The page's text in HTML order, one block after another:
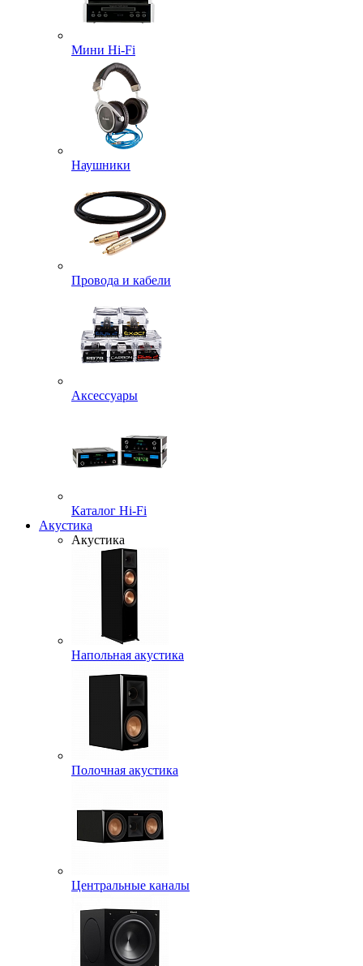
Мини Hi-Fi
Наушники
Провода и кабели
Аксессуары
Каталог Hi-Fi
Акустика
Акустика
Напольная акустика
Полочная акустика
Центральные каналы